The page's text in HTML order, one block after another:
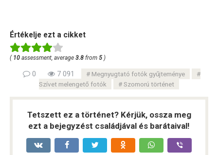
Értékelje ezt a cikket
( 10 assessment, average 3.8 from 5 )
0 7 091
Megnyugtató fotók gyűjteménye
Szívet melengető fotók
Szomorú történet
Tetszett ez a történet? Kérjük, ossza meg
ezt a bejegyzést családjával és barátaival!